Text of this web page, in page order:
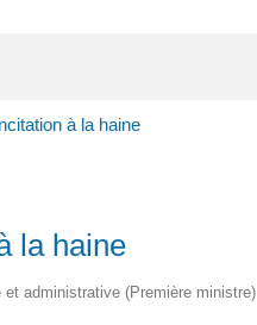
à la haine
la haine
administrative (Première ministre)